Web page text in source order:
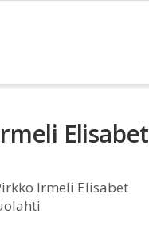
Elisabet
Irmeli Elisabet